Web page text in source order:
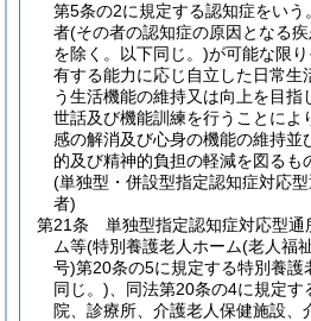
第5条の2に規定する認知症をいう
者(その者の認知症の原因となる
を除く。以下同じ。)が可能な限
有する能力に応じ自立した日常生
う生活機能の維持又は向上を目指
世話及び機能訓練を行うことによ
感の解消及び心身の機能の維持並
的及び精神的負担の軽減を図るも
(単独型・併設型指定認知症対応
者)
第21条
単独型指定認知症対応型通
ム等(特別養護老人ホーム(老人福
号)第20条の5に規定する特別養護
同じ。) 、同法第20条の4に規定
院、診療所、介護老人保健施設、